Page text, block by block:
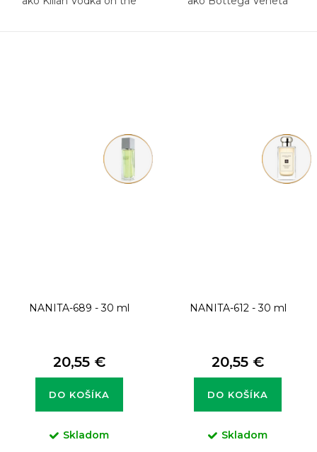
NANITA-689 - 30 ml
20,55 €
DO KOŠÍKA
Skladom
NANITA-612 - 30 ml
20,55 €
DO KOŠÍKA
Skladom